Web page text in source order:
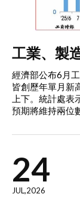
工業、製
經濟部公布6月
皆創歷年單月新
上下。統計處表
預期將維持兩位
24
JUL,2026